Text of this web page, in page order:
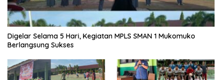
Digelar Selama 5 Hari, Kegiatan MPLS SMAN 1 Mukomuko
Berlangsung Sukses